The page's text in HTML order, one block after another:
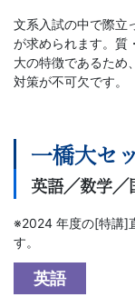
イ
ト。
高
3
生・
高
卒
文系入試の中で際立
が求められます。質
大の特徴であるため
対策が不可欠です。
一橋大セ
英語／数学／
※2024 年度の[特講]
す。
英語